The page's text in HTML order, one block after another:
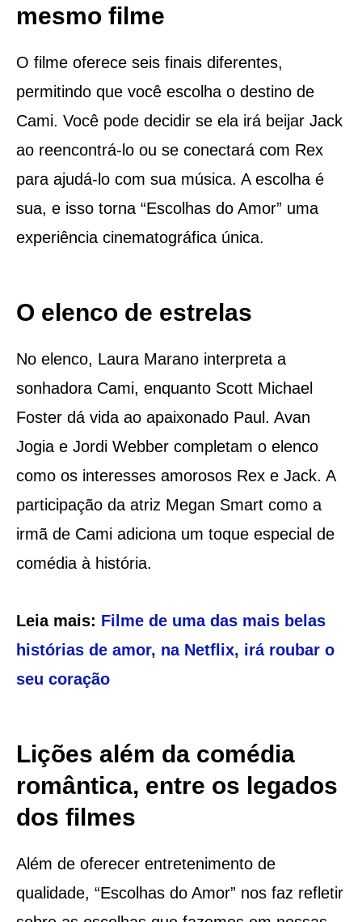
mesmo filme
O filme oferece seis finais diferentes,
permitindo que você escolha o destino de
Cami. Você pode decidir se ela irá beijar Jack
ao reencontrá-lo ou se conectará com Rex
para ajudá-lo com sua música. A escolha é
sua, e isso torna “Escolhas do Amor” uma
experiência cinematográfica única.
O elenco de estrelas
No elenco, Laura Marano interpreta a
sonhadora Cami, enquanto Scott Michael
Foster dá vida ao apaixonado Paul. Avan
Jogia e Jordi Webber completam o elenco
como os interesses amorosos Rex e Jack. A
participação da atriz Megan Smart como a
irmã de Cami adiciona um toque especial de
comédia à história.
Leia mais: Filme de uma das mais belas
histórias de amor, na Netflix, irá roubar o
seu coração
Lições além da comédia
romântica, entre os legados
dos filmes
Além de oferecer entretenimento de
qualidade, “Escolhas do Amor” nos faz refletir